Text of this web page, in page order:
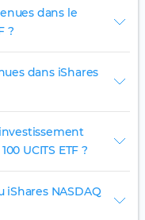
dans le
?
dans iShares
UCITS ETF ?
NASDAQ